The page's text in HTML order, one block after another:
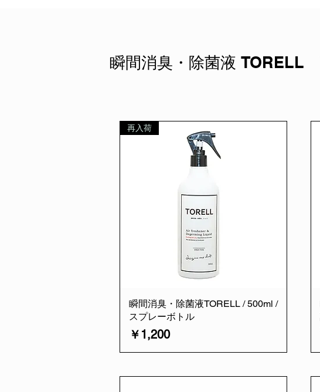
瞬間消臭・除菌液 TORELL
再入荷
瞬間消臭・除菌液TORELL / 500ml /
スプレーボトル
価格
￥1,200